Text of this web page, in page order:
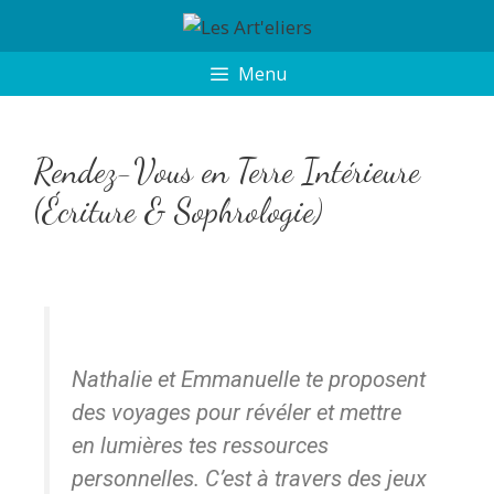
Menu
Rendez-Vous en Terre Intérieure
(Écriture & Sophrologie)
Nathalie et Emmanuelle te proposent
des voyages pour révéler et mettre
en lumières tes ressources
personnelles. C’est à travers des jeux